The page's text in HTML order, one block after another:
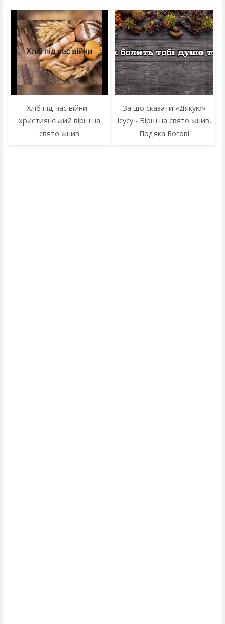
Хліб під час війни -
християнський вірш на
свято жнив
За що сказати «Дякую»
Ісусу - Вірш на свято жнив,
Подяка Богові